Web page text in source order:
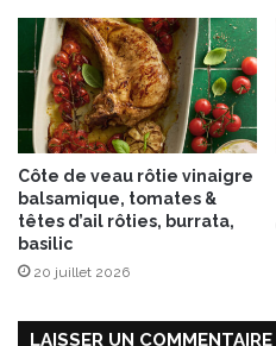
d
e
s
b
e
u
Côte de veau rôtie vinaigre
balsamique, tomates &
têtes d’ail rôties, burrata,
basilic
20 juillet 2026
LAISSER UN COMMENTAIRE